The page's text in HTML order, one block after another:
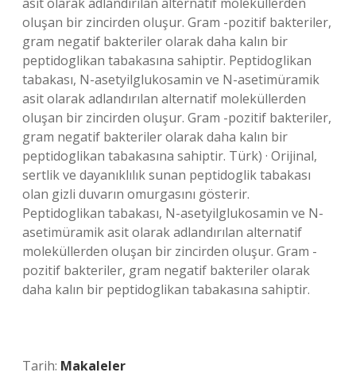
oluşan bir zincirden oluşur. Gram -pozitif bakteriler,
gram negatif bakteriler olarak daha kalın bir
peptidoglikan tabakasına sahiptir. Peptidoglikan
tabakası, N-asetyilglukosamin ve N-asetimüramik
asit olarak adlandırılan alternatif moleküllerden
oluşan bir zincirden oluşur. Gram -pozitif bakteriler,
gram negatif bakteriler olarak daha kalın bir
peptidoglikan tabakasına sahiptir. Türk) · Orijinal,
sertlik ve dayanıklılık sunan peptidoglik tabakası
olan gizli duvarın omurgasını gösterir.
Peptidoglikan tabakası, N-asetyilglukosamin ve N-
asetimüramik asit olarak adlandırılan alternatif
moleküllerden oluşan bir zincirden oluşur. Gram -
pozitif bakteriler, gram negatif bakteriler olarak
daha kalın bir peptidoglikan tabakasına sahiptir.
Tarih: Makaleler